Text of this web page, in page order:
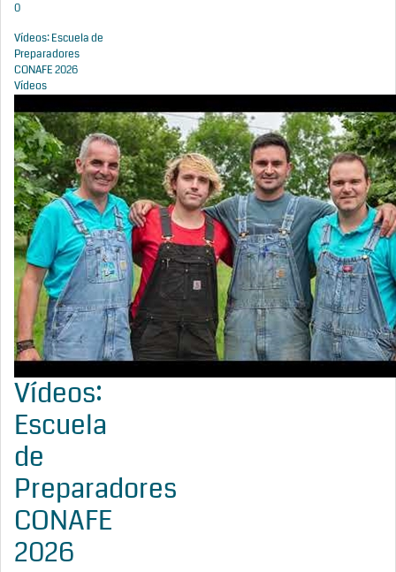
0
Vídeos: Escuela de
Preparadores
CONAFE 2026
Vídeos
Vídeos:
Escuela
de
Preparadores
CONAFE
2026